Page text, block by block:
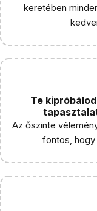
keretében
Te
Az őszinte
fontos,